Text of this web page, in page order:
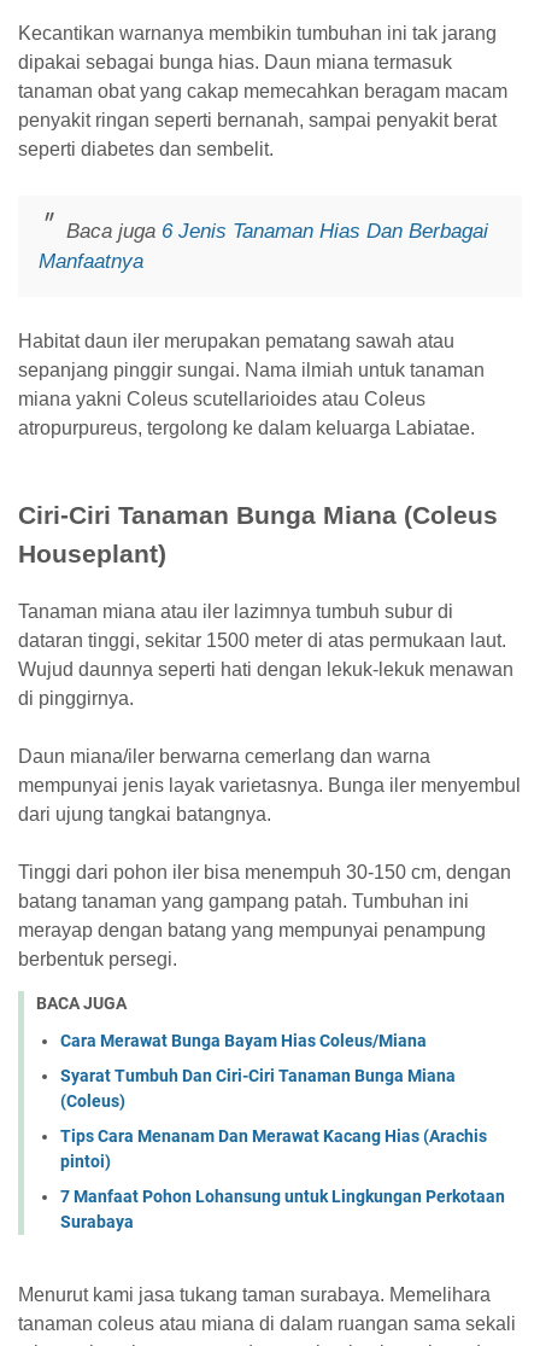
Kecantikan warnanya membikin tumbuhan ini tak jarang
dipakai sebagai bunga hias. Daun miana termasuk
tanaman obat yang cakap memecahkan beragam macam
penyakit ringan seperti bernanah, sampai penyakit berat
seperti diabetes dan sembelit.
Baca juga 6 Jenis Tanaman Hias Dan Berbagai
Manfaatnya
Habitat daun iler merupakan pematang sawah atau
sepanjang pinggir sungai. Nama ilmiah untuk tanaman
miana yakni Coleus scutellarioides atau Coleus
atropurpureus, tergolong ke dalam keluarga Labiatae.
Ciri-Ciri Tanaman Bunga Miana (Coleus
Houseplant)
Tanaman miana atau iler lazimnya tumbuh subur di
dataran tinggi, sekitar 1500 meter di atas permukaan laut.
Wujud daunnya seperti hati dengan lekuk-lekuk menawan
di pinggirnya.
Daun miana/iler berwarna cemerlang dan warna
mempunyai jenis layak varietasnya. Bunga iler menyembul
dari ujung tangkai batangnya.
Tinggi dari pohon iler bisa menempuh 30-150 cm, dengan
batang tanaman yang gampang patah. Tumbuhan ini
merayap dengan batang yang mempunyai penampung
berbentuk persegi.
BACA JUGA
Cara Merawat Bunga Bayam Hias Coleus/Miana
Syarat Tumbuh Dan Ciri-Ciri Tanaman Bunga Miana
(Coleus)
Tips Cara Menanam Dan Merawat Kacang Hias (Arachis
pintoi)
7 Manfaat Pohon Lohansung untuk Lingkungan Perkotaan
Surabaya
Menurut kami jasa tukang taman surabaya. Memelihara
tanaman coleus atau miana di dalam ruangan sama sekali